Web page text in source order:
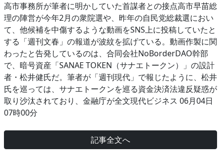
高市事務所が筆者に明かしていた首謀者との接点高市早苗総
理の陣営が今年2月の衆院選や、昨年の自民党総裁選におい
て、他候補を中傷するような動画をSNS上に投稿していたと
する「週刊文春」の報道が波紋を拡げている。動画作製に関
わったと告発しているのは、合同会社NoBorderDAO幹部
で、暗号資産「SANAE TOKEN（サナエトークン）」の設計
者・松井健氏だ。筆者が「週刊現代」で報じたように、松井
氏を巡っては、サナエトークンを巡る資金決済法違反疑惑が
取り沙汰されており、金融庁が全文現代ビジネス 06月04日
07時00分
記事全文へ